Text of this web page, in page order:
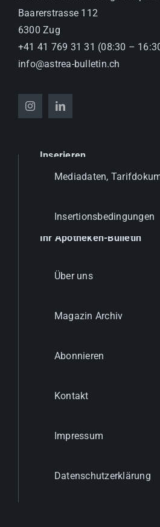
Baarerstrasse 112
6300 Zug
+41 41 769 31 31 (08:30 –
info@astrea-bulletin.ch
Inserieren
Mediadaten,
Insertionsbedingungen
Ihr Apotheken-Bulletin
Über uns
Magazin Archiv
Abonnieren
Kontakt
Impressum
Datenschutzerklärung